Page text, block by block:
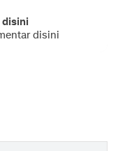
disini